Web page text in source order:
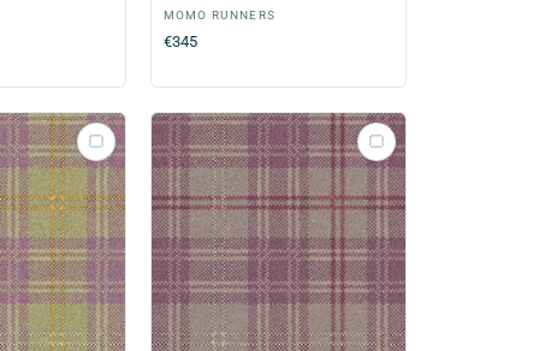
Verkoper:
MOMO RUNNERS
Normale
€345